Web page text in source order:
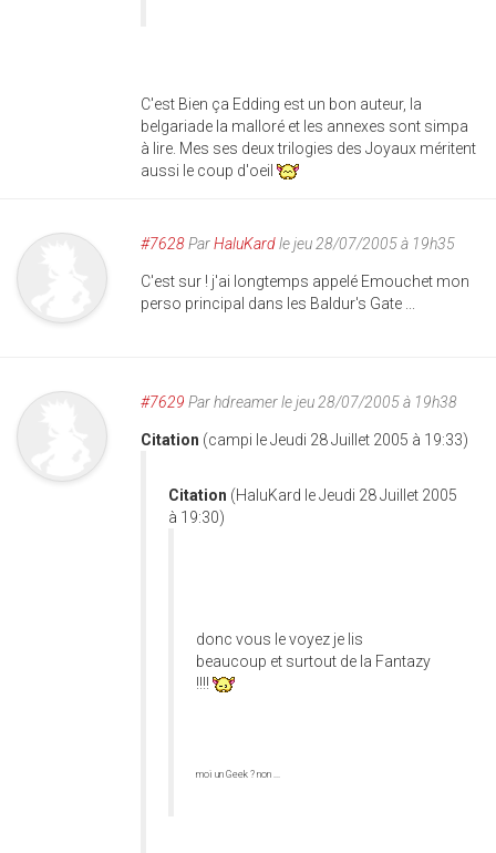
C'est Bien ça Edding est un bon auteur, la
belgariade la malloré et les annexes sont simpa
à lire. Mes ses deux trilogies des Joyaux méritent
aussi le coup d'oeil
#7628ParHaluKardle jeu 28/07/2005 à 19h35
C'est sur ! j'ai longtemps appelé Emouchet mon
perso principal dans les Baldur's Gate ...
#7629 Parhdreamerle jeu 28/07/2005 à 19h38
Citation (campi le Jeudi 28 Juillet 2005 à 19:33)
Citation (HaluKard le Jeudi 28 Juillet 2005
à 19:30)
donc vous le voyez je lis
beaucoup et surtout de la Fantazy
!!!!
moi un Geek ? non ...